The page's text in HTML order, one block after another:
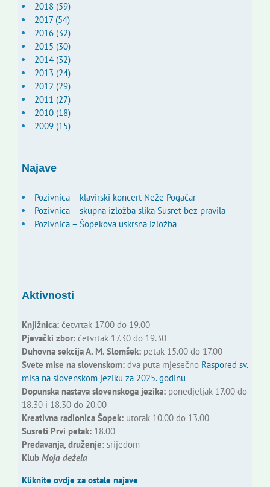
2018 (59)
2017 (54)
2016 (32)
2015 (30)
2014 (32)
2013 (24)
2012 (29)
2011 (27)
2010 (18)
2009 (15)
Najave
Pozivnica – klavirski koncert Neže Pogačar
Pozivnica – skupna izložba slika Susret bez pravila
Pozivnica – Šopekova uskrsna izložba
Aktivnosti
Knjižnica:četvrtak 17.00 do 19.00
Pjevački zbor:četvrtak 17.30 do 19.30
Duhovna sekcija A. M. Slomšek:petak 15.00 do 17.00
Svete mise na slovenskom:dva puta mjesečno Raspored sv.
misa na slovenskom jeziku za 2025. godinu
Dopunska nastava slovenskoga jezika:ponedjeljak 17.00 do
18.30 i 18.30 do 20.00
Kreativna radionica Šopek:utorak 10.00 do 13.00
Susreti Prvi petak:18.00
Predavanja, druženje:srijedom
Klub Moja dežela
Kliknite ovdje za ostale najave